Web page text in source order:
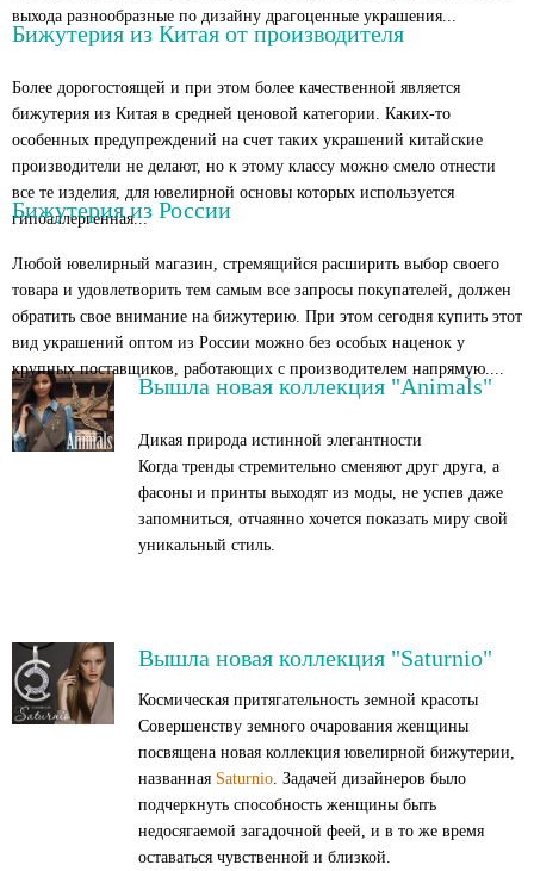
выхода разнообразные по дизайну драгоценные украшения...
Бижутерия из Китая от производителя
Более дорогостоящей и при этом более качественной является
бижутерия из Китая в средней ценовой категории. Каких-то
особенных предупреждений на счет таких украшений китайские
производители не делают, но к этому классу можно смело отнести
все те изделия, для ювелирной основы которых используется
гипоаллергенная...
Бижутерия из России
Любой ювелирный магазин, стремящийся расширить выбор своего
товара и удовлетворить тем самым все запросы покупателей, должен
обратить свое внимание на бижутерию. При этом сегодня купить этот
вид украшений оптом из России можно без особых наценок у
крупных поставщиков, работающих с производителем напрямую....
Вышла новая коллекция "Animals"
Дикая природа истинной элегантности
Когда тренды стремительно сменяют друг друга, а
фасоны и принты выходят из моды, не успев даже
запомниться, отчаянно хочется показать миру свой
уникальный стиль.
Вышла новая коллекция "Saturnio"
Космическая притягательность земной красоты
Совершенству земного очарования женщины
посвящена новая коллекция ювелирной бижутерии,
названная Saturnio. Задачей дизайнеров было
подчеркнуть способность женщины быть
недосягаемой загадочной феей, и в то же время
оставаться чувственной и близкой.